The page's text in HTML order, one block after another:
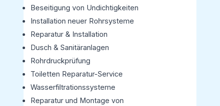
Beseitigung von Undichtigkeiten
Installation neuer Rohrsysteme
Reparatur & Installation
Dusch & Sanitäranlagen
Rohrdruckprüfung
Toiletten Reparatur-Service
Wasserfiltrationssysteme
Reparatur und Montage von